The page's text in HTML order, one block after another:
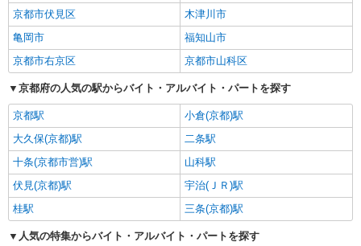
京都市伏見区
木津川市
亀岡市
福知山市
京都市右京区
京都市山科区
京都府の人気の駅からバイト・アルバイト・パートを探す
京都駅
小倉(京都)駅
大久保(京都)駅
二条駅
十条(京都市営)駅
山科駅
伏見(京都)駅
宇治(ＪＲ)駅
桂駅
三条(京都)駅
人気の特集からバイト・アルバイト・パートを探す